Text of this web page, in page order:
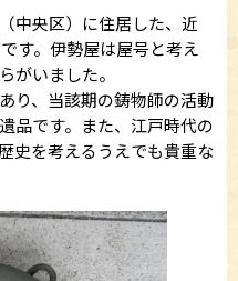
中央区）に住居した、近
す。伊勢屋は屋号と考え
がいました。
り、当該期の鋳物師の活動
品です。また、江戸時代の
史を考えるうえでも貴重な